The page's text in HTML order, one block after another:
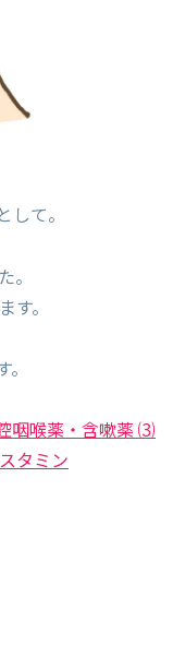
て。
。
。
咽喉薬・含嗽薬 ⑶
タミン